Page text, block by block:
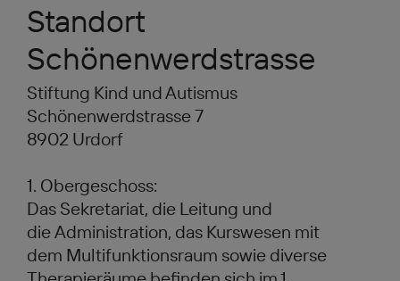
Standort
Schönenwerdstrasse
Stiftung Kind und Autismus
Schönenwerdstrasse 7
8902 Urdorf
1. Obergeschoss:
Das Sekretariat, die Leitung und
die Administration, das Kurswesen mit
dem Multifunktionsraum sowie diverse